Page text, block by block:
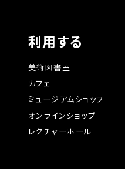
利用する
美術図書室
カフェ
ミュージアムショップ
オンラインショップ
レクチャーホール